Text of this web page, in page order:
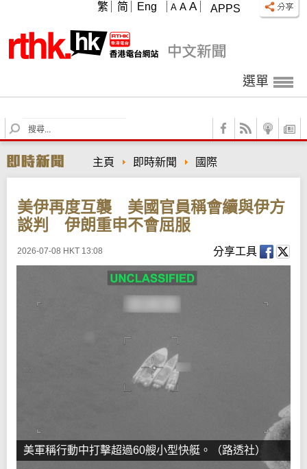
APPS
A A A
繁 简 Eng
選單
S
e
r
c
主頁 即時新聞 國際
美伊再度互襲 美國官員稱會續與伊方
談判 伊朗重申不會屈服
2026-07-08 HKT 13:08 分享工具
美軍稱行動中打擊超過60艘小型快艇。（路透社）